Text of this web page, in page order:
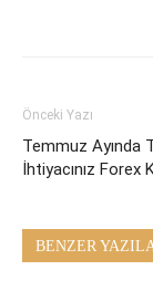
Önceki Yazı
Temmuz Ayında
İhtiyacınız Forex
BENZER